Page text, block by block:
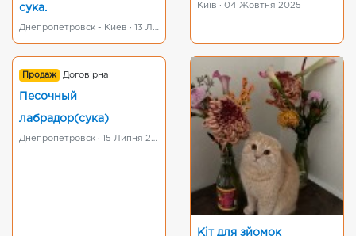
сука.
Днепропетровск - Киев · 13 Лютого 2015
Київ · 04 Жовтня 2025
Продаж Договірна
Песочный
лабрадор(сука)
Днепропетровск · 15 Липня 2016
Кіт для зйомок